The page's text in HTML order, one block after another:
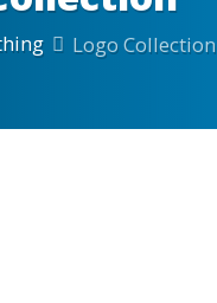
Logo Collection